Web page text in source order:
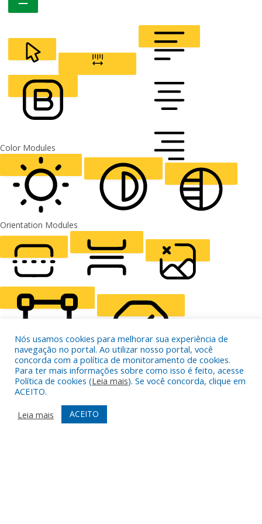
CURSOR LETTER SPACING
ALIGN TEXT
LIGHT CONTRAST
Orientation Modules
READING LINE READING MASK HIDE IMAGES
HIGHLIGHT CONTENT STOP ANIMATIONS
Skip To Content
Nós usamos cookies para melhorar sua experiência de
navegação no portal. Ao utilizar nosso portal, você
concorda com a política de monitoramento de cookies.
Para ter mais informações sobre como isso é feito, acesse
Política de cookies (Leia mais). Se você concorda, clique em
ACEITO.
Leia mais
ACEITO